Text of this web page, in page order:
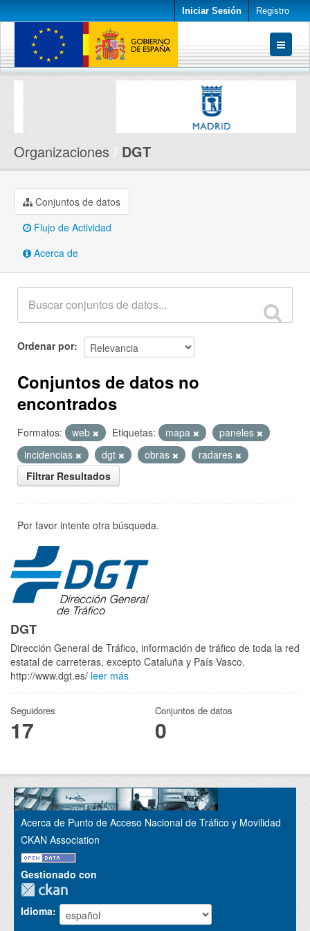
Iniciar Sesión Registro
Conjuntos de datos
Organizaciones DGT
Conjuntos de datos
Flujo de Actividad
Acerca de
Ordenar por
Conjuntos de datos no
encontrados
Formatos: web Etiquetas: mapa
paneles
incidencias
dgt obras
radares
Filtrar Resultados
Por favor intente otra búsqueda.
DGT
Dirección General de Tráfico, información de tráfico de toda la red
estatal de carreteras, excepto Cataluña y País Vasco.
http://www.dgt.es/ leer más
Seguidores
17
Conjuntos de datos
0
Acerca de Punto de Acceso Nacional de Tráfico y Movilidad
CKAN Association
Gestionado con
Idioma